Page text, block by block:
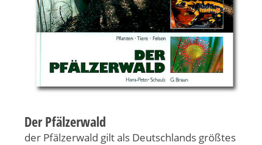
Der Pfälzerwald
der Pfälzerwald gilt als Deutschlands größtes